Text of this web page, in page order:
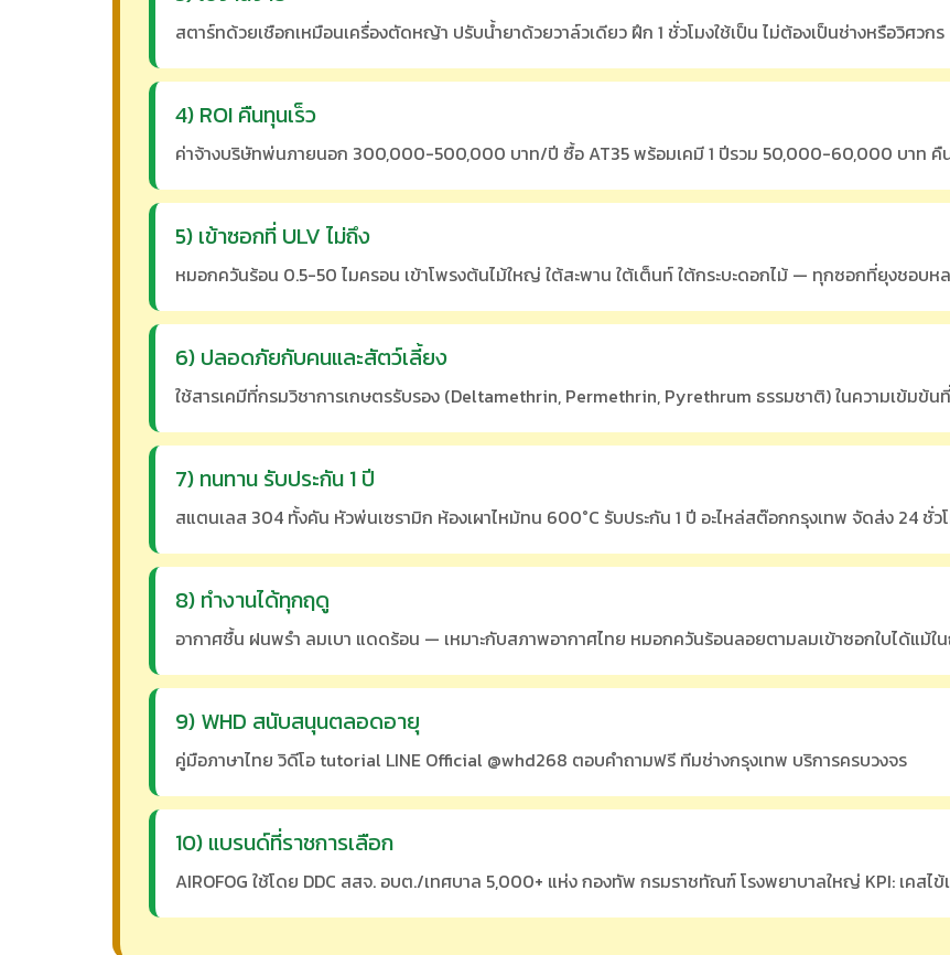
สตาร์ทด้วยเชือกเหมือนเครื่องตัดหญ้า ปรับน้ำยาด้วยวาล์วเดียว ฝึก 1 ชั่วโมงใช้เป็น ไม่ต้องเป็นช่างหรือวิศวกร
4) ROI คืนทุนเร็ว
ค่าจ้างบริษัทพ่นภายนอก 300,000-500,000 บาท/ปี ซื้อ AT35 พร้อมเคมี 1 ปีรวม 50,000-60,000 บาท คื
5) เข้าซอกที่ ULV ไม่ถึง
หมอกควันร้อน 0.5-50 ไมครอน เข้าโพรงต้นไม้ใหญ่ ใต้สะพาน ใต้เต็นท์ ใต้กระบะดอกไม้ — ทุกซอกที่ยุงชอบหล
6) ปลอดภัยกับคนและสัตว์เลี้ยง
ใช้สารเคมีที่กรมวิชาการเกษตรรับรอง (Deltamethrin, Permethrin, Pyrethrum ธรรมชาติ) ในความเข้ม
7) ทนทาน รับประกัน 1 ปี
สแตนเลส 304 ทั้งคัน หัวพ่นเซรามิก ห้องเผาไหม้ทน 600°C รับประกัน 1 ปี อะไหล่สต๊อกกรุงเทพ จัดส่ง 24 ชั่ว
8) ทำงานได้ทุกฤดู
อากาศชื้น ฝนพรำ ลมเบา แดดร้อน — เหมาะกับสภาพอากาศไทย หมอกควันร้อนลอยตามลมเข้าซอกใบได้แม้ใ
9) WHD สนับสนุนตลอดอายุ
คู่มือภาษาไทย วิดีโอ tutorial LINE Official @whd268 ตอบคำถามฟรี ทีมช่างกรุงเทพ บริการครบวงจร
10) แบรนด์ที่ราชการเลือก
AIROFOG ใช้โดย DDC สสจ. อบต./เทศบาล 5,000+ แห่ง กองทัพ กรมราชทัณฑ์ โรงพยาบาลใหญ่ KPI: เคสไ